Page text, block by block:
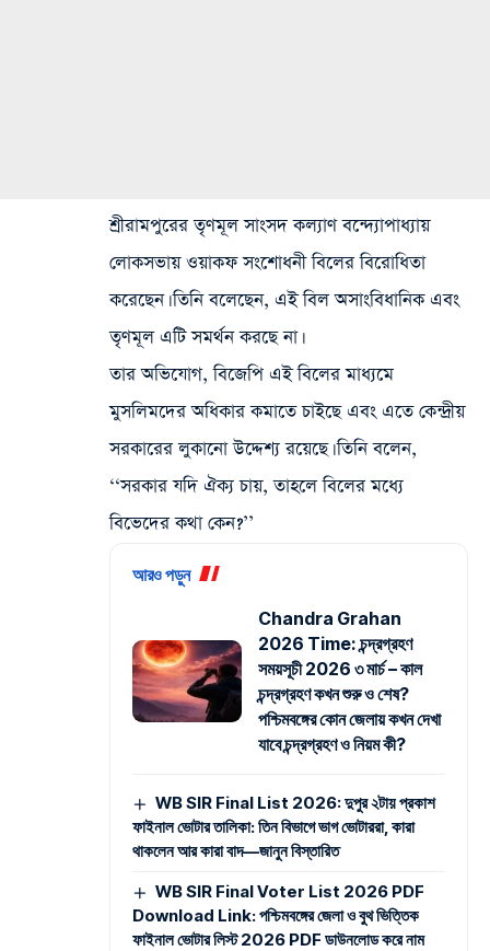
শ্রীরামপুরের তৃণমূল সাংসদ কল্যাণ বন্দ্যোপাধ্যায়
লোকসভায় ওয়াকফ সংশোধনী বিলের বিরোধিতা
করেছেন। তিনি বলেছেন, এই বিল অসাংবিধানিক এবং
তৃণমূল এটি সমর্থন করছে না।
তার অভিযোগ, বিজেপি এই বিলের মাধ্যমে
মুসলিমদের অধিকার কমাতে চাইছে এবং এতে কেন্দ্রীয়
সরকারের লুকানো উদ্দেশ্য রয়েছে। তিনি বলেন,
‘‘সরকার যদি ঐক্য চায়, তাহলে বিলের মধ্যে
বিভেদের কথা কেন?’’
আরও পড়ুন
Chandra Grahan
2026 Time: চন্দ্রগ্রহণ
সময়সূচী 2026 ৩ মার্চ – কাল
চন্দ্রগ্রহণ কখন শুরু ও শেষ?
পশ্চিমবঙ্গের কোন জেলায় কখন দেখা
যাবে চন্দ্রগ্রহণ ও নিয়ম কী?
WB SIR Final List 2026: দুপুর ২টায় প্রকাশ
ফাইনাল ভোটার তালিকা: তিন বিভাগে ভাগ ভোটাররা, কারা
থাকলেন আর কারা বাদ—জানুন বিস্তারিত
WB SIR Final Voter List 2026 PDF
Download Link: পশ্চিমবঙ্গের জেলা ও বুথ ভিত্তিক
ফাইনাল ভোটার লিস্ট 2026 PDF ডাউনলোড করে নাম